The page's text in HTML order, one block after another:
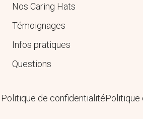
Nos Caring Hats
Témoignages
Infos pratiques
Questions
Politique de confidentialitéPolitique